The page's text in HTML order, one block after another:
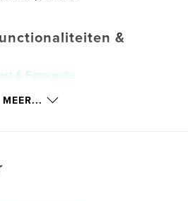
&
& Fotografie
Canada
05, 2021
MEER...